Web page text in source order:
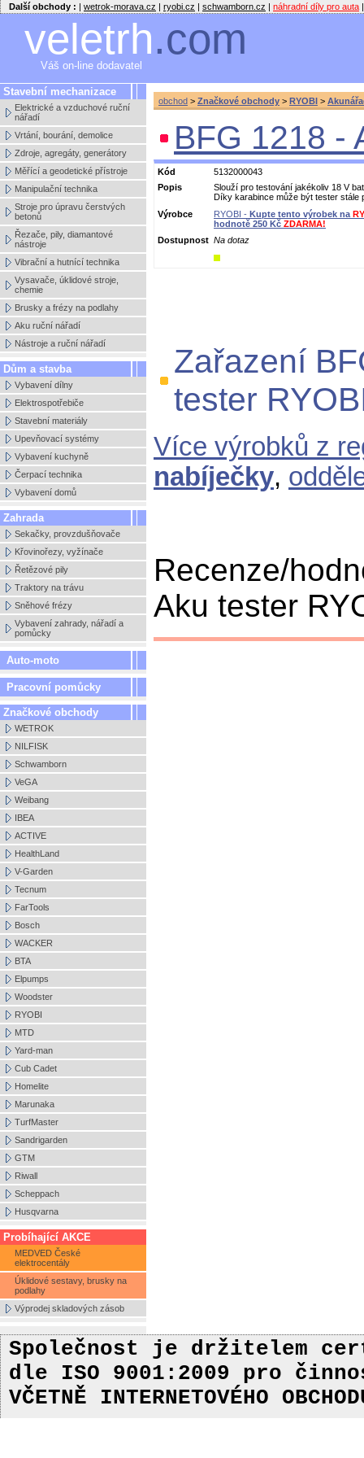
Další obchody : | wetrok-morava.cz | ryobi.cz | schwamborn.cz | náhradní díly pro auta |
veletrh.com
Váš on-line dodavatel
Stavební mechanizace
Elektrické a vzduchové ruční
nářadí
Vrtání, bourání, demolice
Zdroje, agregáty, generátory
Měřící a geodetické přístroje
Manipulační technika
Stroje pro úpravu čerstvých
betonů
Řezače, pily, diamantové
nástroje
Vibrační a hutnící technika
Vysavače, úklidové stroje,
chemie
Brusky a frézy na podlahy
Aku ruční nářadí
Nástroje a ruční nářadí
Dům a stavba
Vybavení dílny
Elektrospotřebiče
Stavební materiály
Upevňovací systémy
Vybavení kuchyně
Čerpací technika
Vybavení domů
Zahrada
Sekačky, provzdušňovače
Křovinořezy, vyžínače
Řetězové pily
Traktory na trávu
Sněhové frézy
Vybavení zahrady, nářadí a
pomůcky
Auto-moto
Pracovní pomůcky
Značkové obchody
WETROK
NILFISK
Schwamborn
VeGA
Weibang
IBEA
ACTIVE
HealthLand
V-Garden
Tecnum
FarTools
Bosch
WACKER
BTA
Elpumps
Woodster
RYOBI
MTD
Yard-man
Cub Cadet
Homelite
Marunaka
TurfMaster
Sandrigarden
GTM
Riwall
Scheppach
Husqvarna
Probíhající AKCE
MEDVED České
elektrocentály
Úklidové sestavy, brusky na
podlahy
Výprodej skladových zásob
obchod > Značkové obchody > RYOBI >
BFG 1218 -
Kód
5132000043
Popis
Slouží pro testování jakékoliv 18 V
Díky karabince může být tester stále
Výrobce
RYOBI - Kupte tento výrobek na
hodnotě 250 Kč ZDARMA!
Dostupnost Na dotaz
Zařazení
tester
Více výrobků z
nabíječky,
Recenze/
Aku tester
Společnost je držitelem
dle ISO 9001:2009 pro
VČETNĚ INTERNETOVÉHO